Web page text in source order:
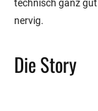
technisch ganz
nervig.
Die Story